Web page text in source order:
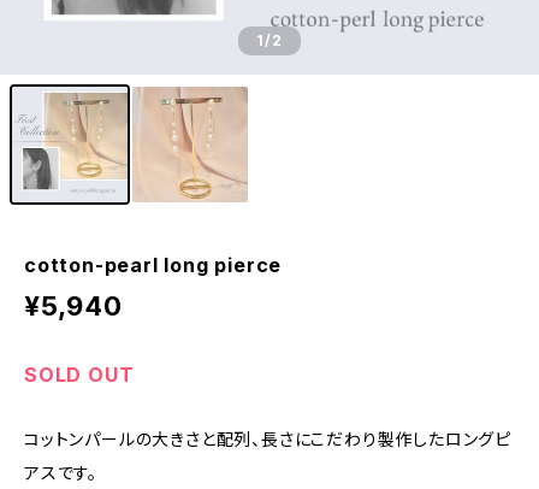
1/2
cotton-pearl long pierce
¥5,940
SOLD OUT
コットンパールの大きさと配列、長さにこだわり製作したロングピ
アスです。